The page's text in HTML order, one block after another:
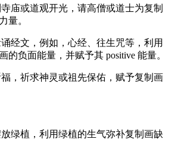
庙或道观开光，请高僧或道士为复制
量。
经文，例如，心经、往生咒等，利用
的负面能量，并赋予其 positive 能量。
，祈求神灵或祖先保佑，赋予复制画
绿植，利用绿植的生气弥补复制画缺